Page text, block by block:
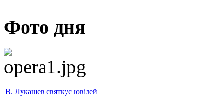
Фото дня
В. Лукашев святкує ювілей